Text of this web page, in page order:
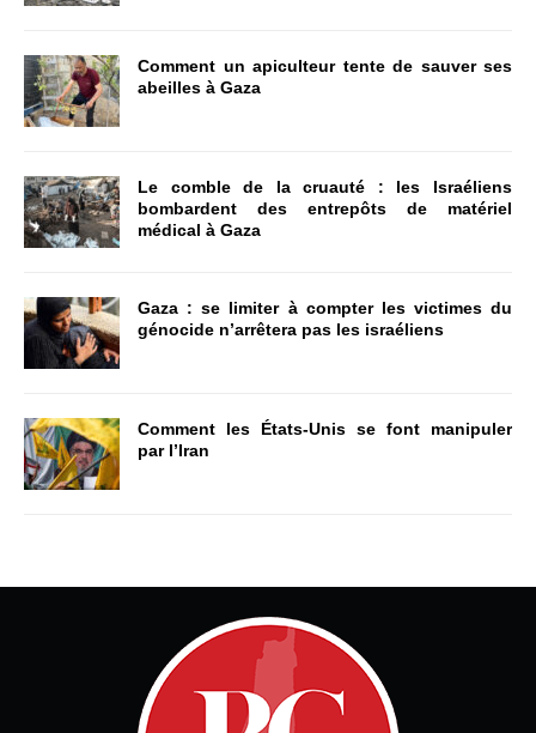
Comment un apiculteur tente de sauver ses
abeilles à Gaza
Le comble de la cruauté : les Israéliens
bombardent des entrepôts de matériel
médical à Gaza
Gaza : se limiter à compter les victimes du
génocide n’arrêtera pas les israéliens
Comment les États-Unis se font manipuler
par l’Iran